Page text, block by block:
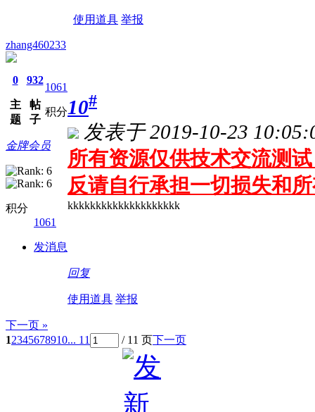
使用道具 举报
zhang460233
0
主
题
932
帖
子
1061
积分
金牌会员
积分
1061
发消息
10#
发表于 2019-10-23
所有资源仅供技术交流测
反请自行承担一切损失和
kkkkkkkkkkkkkkkkkkkk
回复
使用道具 举报
下一页 »
12345678910... 11 / 11 页下一页